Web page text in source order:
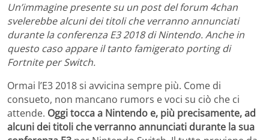
Un’immagine presente su un post del forum 4chan
svelerebbe alcuni dei titoli che verranno annunciati
durante la conferenza E3 2018 di Nintendo. Anche in
questo caso appare il tanto famigerato porting di
Fortnite per Switch.
Ormai l’E3 2018 si avvicina sempre più. Come di
consueto, non mancano rumors e voci su ciò che ci
attende. Oggi tocca a Nintendo e, più precisamente, ad
alcuni dei titoli che verranno annunciati durante la sua